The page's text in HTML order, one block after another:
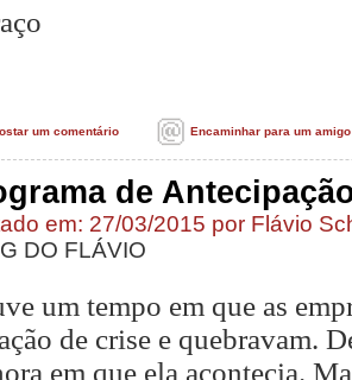
um comentário Encaminhar para um amigo
de
em: 27/03/2015 por Flávio
DO FLÁVIO
um tempo em que as
de crise e quebravam.
em que ela acontecia.